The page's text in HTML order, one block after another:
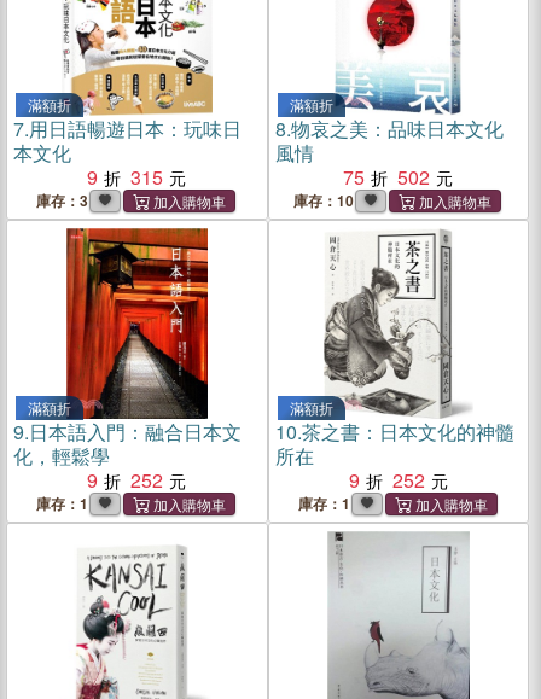
滿額折
7.用日語暢遊日本：玩味日
本文化
9
315
庫存：3
滿額折
8.物哀之美：品味日本文化
風情
75
502
庫存：10
滿額折
9.日本語入門：融合日本文
化，輕鬆學
9
252
庫存：1
滿額折
10.茶之書：日本文化的神髓
所在
9
252
庫存：1